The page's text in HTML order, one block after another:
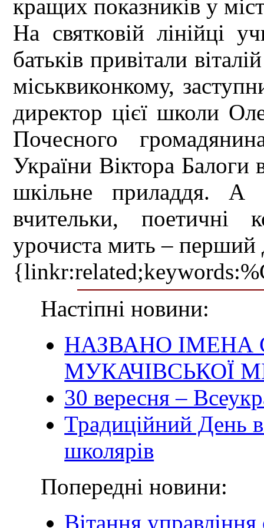
кращих показників у
На святковій лінійці
батьків привітали
міськвиконкому,
директор цієї школи
Почесного
України Віктора
шкільне приладдя. А
вчительки, поетичні
урочиста мить – перший
Настіпні новини:
НАЗВАНО ІМЕНА
МУКАЧІВСЬКОЇ
30 вересня –
Традиційний День
школярів
Попередні новини:
Вітання